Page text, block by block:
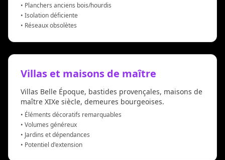
• Planchers anciens bois/hourdis
• Isolation déficiente
• Réseaux obsolètes
Villas et maisons de maître
Villas Belle Époque, bastides provençales, maisons de
maître XIXe siècle, demeures bourgeoises.
• Éléments décoratifs remarquables
• Volumes généreux
• Jardins et dépendances
• Potentiel d'extension